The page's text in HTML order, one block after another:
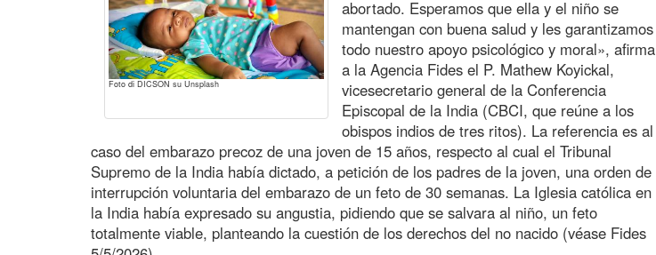
Foto di DICSON su Unsplash
abortado. Esperamos que ella y el niño se
mantengan con buena salud y les garantizamos
todo nuestro apoyo psicológico y moral», afirma
a la Agencia Fides el P. Mathew Koyickal,
vicesecretario general de la Conferencia
Episcopal de la India (CBCI, que reúne a los
obispos indios de tres ritos). La referencia es al
caso del embarazo precoz de una joven de 15 años, respecto al cual el Tribunal
Supremo de la India había dictado, a petición de los padres de la joven, una orden de
interrupción voluntaria del embarazo de un feto de 30 semanas. La Iglesia católica en
la India había expresado su angustia, pidiendo que se salvara al niño, un feto
totalmente viable, planteando la cuestión de los derechos del no nacido (véase Fides